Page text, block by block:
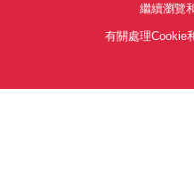
繼續瀏覽
有關處理Cookie